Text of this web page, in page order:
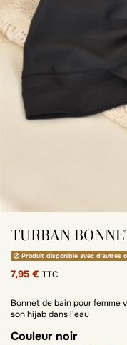
TURBAN
Produit disponible avec d'autres
7,95 € TTC
Bonnet de bain pour femme
son hijab dans l'eau
Couleurnoir